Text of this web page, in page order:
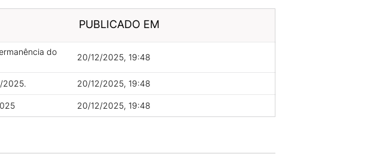
PUBLICADO EM
do
20/12/2025, 19:48
2025. 20/12/2025, 19:48
20/12/2025, 19:48